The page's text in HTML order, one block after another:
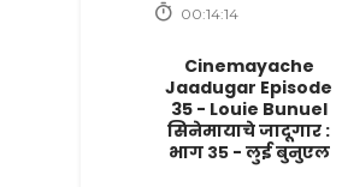
00:14:14
Cinemayache
Jaadugar Episode
35 - Louie Bunuel
सिनेमायाचे जादूगार :
भाग ३५ - लुई बुनुएल